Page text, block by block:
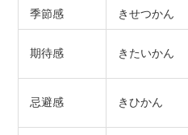
季節感 きせつかん
期待感 きたいかん
忌避感 きひかん